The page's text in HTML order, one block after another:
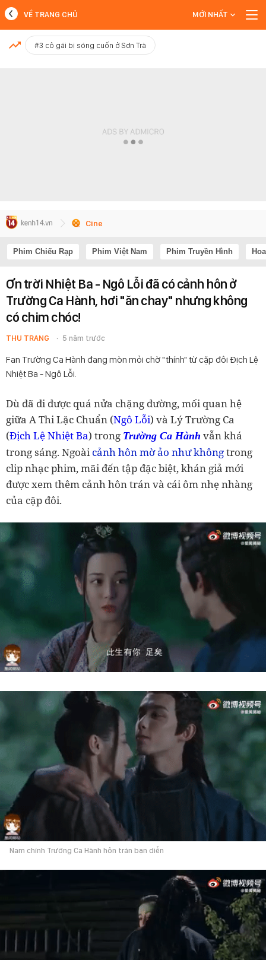
MỚI NHẤT
VỀ TRANG CHỦ MỚI NHẤT
#3 cô gái bị sóng cuốn ở Sơn Trà
Cine
Phim Chiếu Rạp Phim Việt Nam Phim Truyền Hình
Ơn trời Nhiệt Ba - Ngô Lỗi đã có cảnh hôn ở
Trường Ca Hành, hơi "ăn chay" nhưng không
có chim chóc!
THU TRANG 5 năm trước
Fan Trường Ca Hành đang mòn mỏi chờ "thính" từ cặp đôi Địch Lệ
Nhiệt Ba - Ngô Lỗi.
Dù đã đi được quá nửa chặng đường, mối quan hệ
giữa A Thi Lặc Chuẩn (Ngô Lỗi) và Lý Trường Ca
(Địch Lệ Nhiệt Ba) trong Trường Ca Hành vẫn khá
trong sáng. Ngoàicảnh hôn mờ ảo như khôngtrong
clip nhạc phim, mãi đến tập đặc biệt, khán giả mới
được xem thêm cảnh hôn trán và cái ôm nhẹ nhàng
của cặp đôi.
Nam chính Trường Ca Hành hôn trán bạn diễn